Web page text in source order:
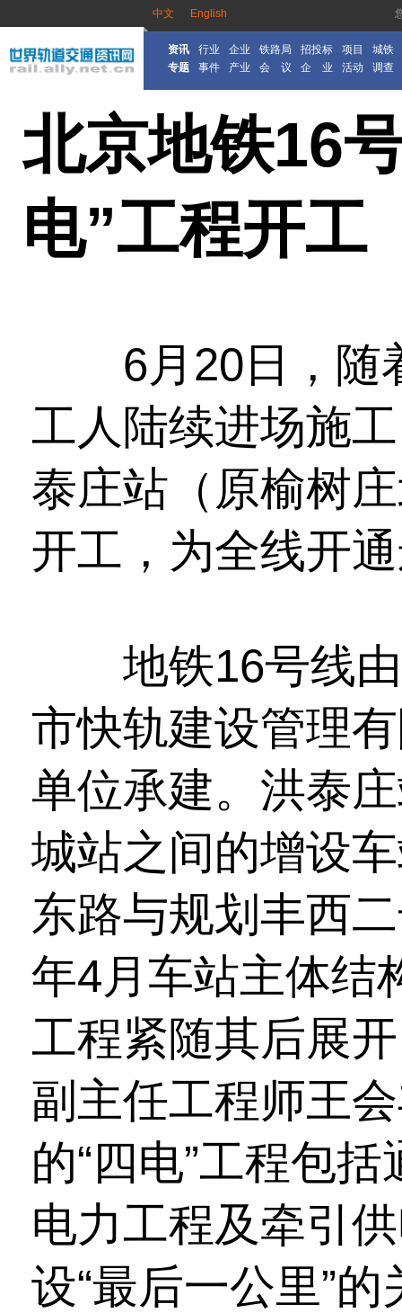
中文 English
资讯 行业 企业 铁路局 招投标 项目
城铁
专题
事件 产业 会 议 企 业 活动 调查
北京地铁16
电”工程开工
6月20日，随
工人陆续进场施
泰庄站（原榆树
开工，为全线开
地铁16号线由
市快轨建设管理
单位承建。洪泰
城站之间的增设
东路与规划丰西
年4月车站主体结
工程紧随其后展
副主任工程师王
的“四电”工程包
电力工程及牵引
设“最后一公里”